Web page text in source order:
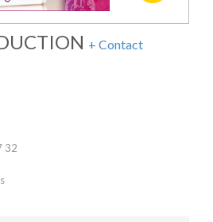
+ Contact
32